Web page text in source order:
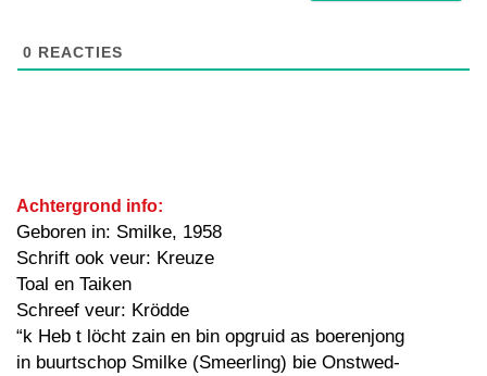
0 REACTIES
Achtergrond info:
Geboren in: Smilke, 1958
Schrift ook veur: Kreuze
Toal en Taiken
Schreef veur: Krödde
“k Heb t löcht zain en bin opgruid as boerenjong
in buurtschop Smilke (Smeerling) bie Onstwed-